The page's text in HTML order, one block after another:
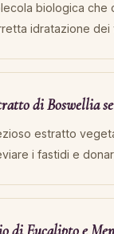
biologica che
idratazione dei
di Boswellia
estratto
i fastidi e